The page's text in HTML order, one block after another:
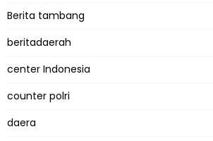
Berita tambang
beritadaerah
center Indonesia
counter polri
daera